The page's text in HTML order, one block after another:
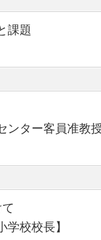
課題
ンター客員准教
学校校長】